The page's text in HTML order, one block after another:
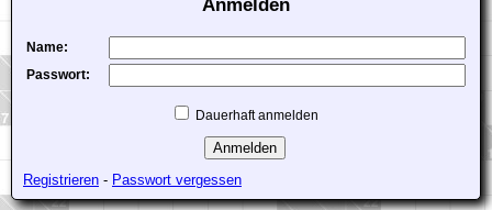
Name:
Passwort:
Dauerhaft anmelden
Registrieren - Passwort vergessen